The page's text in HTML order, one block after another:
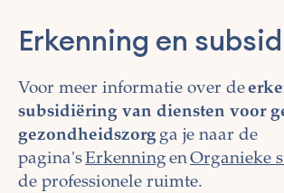
Erkenning en
Voor meer informatie over de
subsidiëring van diensten voor
gezondheidszorg ga je naar de
pagina'sErkenning enOrganieke
de professionele ruimte.